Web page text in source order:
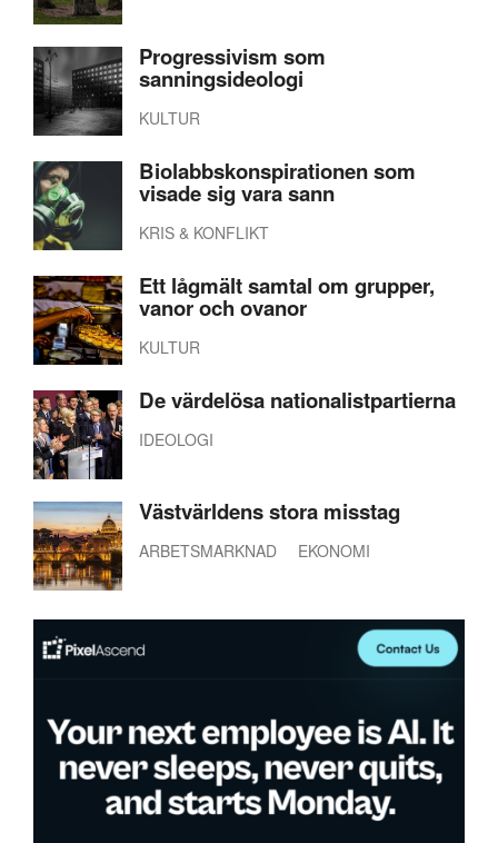
Progressivism som
sanningsideologi
KULTUR
Biolabbskonspirationen som
visade sig vara sann
KRIS & KONFLIKT
Ett lågmält samtal om grupper,
vanor och ovanor
KULTUR
De värdelösa nationalistpartierna
IDEOLOGI
Västvärldens stora misstag
ARBETSMARKNAD EKONOMI